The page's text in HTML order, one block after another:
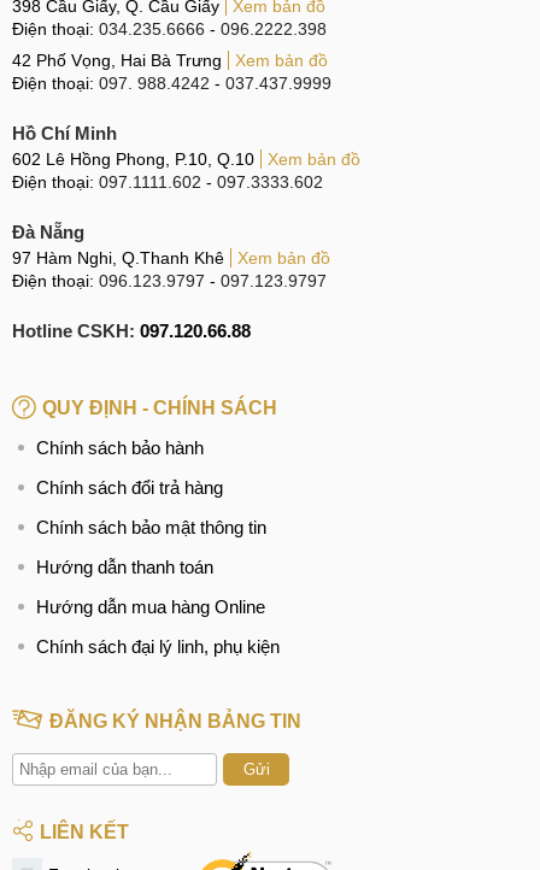
398 Cầu Giấy, Q. Cầu Giấy
Xem bản đồ
Điện thoại: 034.235.6666 - 096.2222.398
42 Phố Vọng, Hai Bà Trưng
Xem bản đồ
Điện thoại: 097. 988.4242 - 037.437.9999
Hồ Chí Minh
602 Lê Hồng Phong, P.10, Q.10
Xem bản đồ
Điện thoại: 097.1111.602 - 097.3333.602
Đà Nẵng
97 Hàm Nghi, Q.Thanh Khê
Xem bản đồ
Điện thoại: 096.123.9797 - 097.123.9797
Hotline CSKH: 097.120.66.88
QUY ĐỊNH - CHÍNH SÁCH
Chính sách bảo hành
Chính sách đổi trả hàng
Chính sách bảo mật thông tin
Hướng dẫn thanh toán
Hướng dẫn mua hàng Online
Chính sách đại lý linh, phụ kiện
ĐĂNG KÝ NHẬN BẢNG TIN
Gửi
LIÊN KẾT